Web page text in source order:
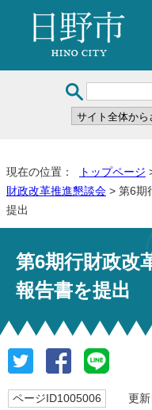
現在の位置： トップページ
財政改革推進懇談会 > 第6期
提出
第6期行財政
報告書を提出
ページID1005006 更新